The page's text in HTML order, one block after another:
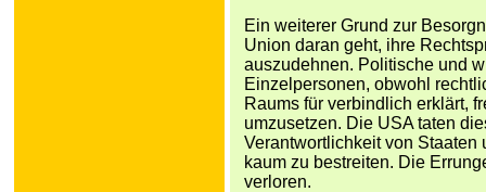
Ein weiterer Grund zur
Union daran geht, ihre
auszudehnen. Politische und
Einzelpersonen, obwohl
Raums für verbindlich erklärt,
umzusetzen. Die USA taten
Verantwortlichkeit von Staaten
kaum zu bestreiten. Die
verloren.